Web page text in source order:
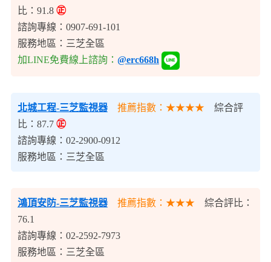
比：91.8 ㊣
諮詢專線：0907-691-101
服務地區：三芝全區
加LINE免費線上諮詢： @erc668h
北城工程-三芝監視器 推薦指數：★★★★ 綜合評
比：87.7 ㊣
諮詢專線：02-2900-0912
服務地區：三芝全區
鴻頂安防-三芝監視器 推薦指數：★★★ 綜合評比：
76.1
諮詢專線：02-2592-7973
服務地區：三芝全區